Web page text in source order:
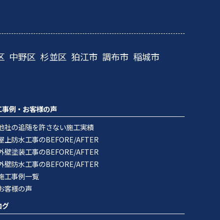
中野区 杉並区 狛江市 調布市 稲城市
事例・お客様の声
社の追随を許さない施工実績
上防水工事のBEFORE/AFTER
壁塗装工事のBEFORE/AFTER
壁防水工事のBEFORE/AFTER
工事例一覧
客様の声
グ